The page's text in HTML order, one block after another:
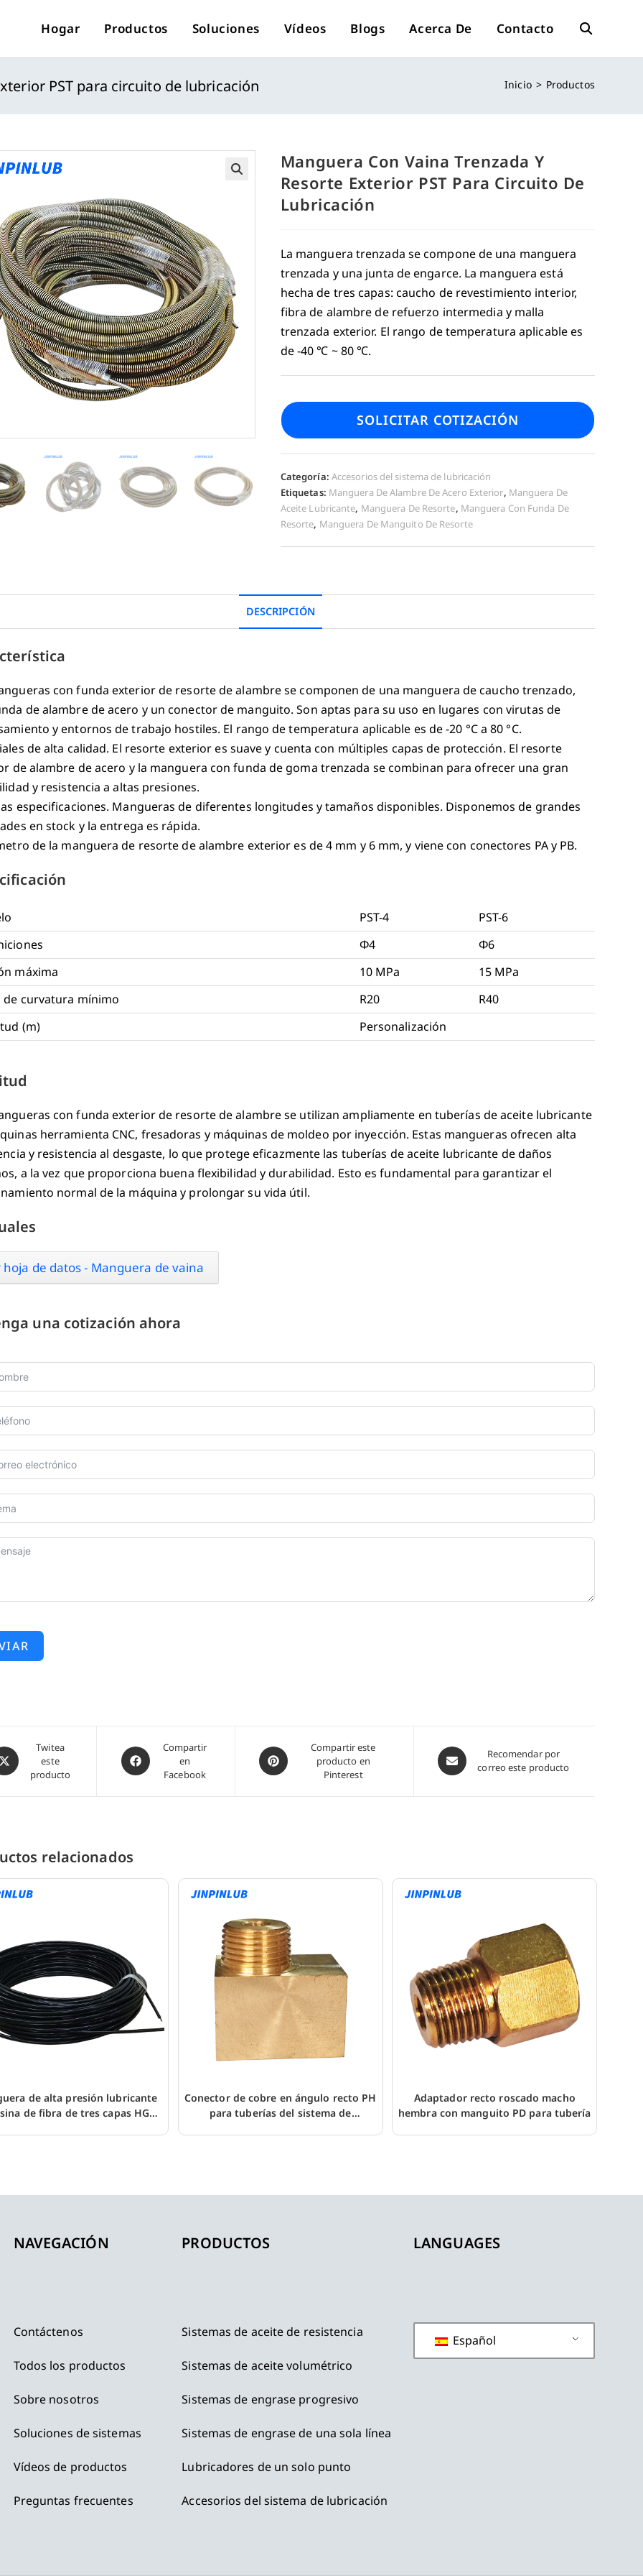
Hogar Productos Soluciones Vídeos Blogs Acerca De Contacto Alternar
Búsqueda
PST para circuito de lubricación Inicio > Productos
Manguera Con Vaina Trenzada Y
Resorte Exterior PST Para Circuito De
Lubricación
La manguera trenzada se compone de una manguera
trenzada y una junta de engarce. La manguera está
hecha de tres capas: caucho de revestimiento interior,
fibra de alambre de refuerzo intermedia y malla
trenzada exterior. El rango de temperatura aplicable es
de -40 ℃ ~ 80 ℃.
SOLICITAR COTIZACIÓN
Categoría: Accesorios del sistema de lubricación
Etiquetas: Manguera De Alambre De Acero Exterior, Manguera De
Aceite Lubricante, Manguera De Resorte, Manguera Con Funda De
Resorte, Manguera De Manguito De Resorte
DESCRIPCIÓN
con funda exterior de resorte de alambre se componen de una manguera de caucho trenzado,
de alambre de acero y un conector de manguito. Son aptas para su uso en lugares con virutas de
y entornos de trabajo hostiles. El rango de temperatura aplicable es de -20 °C a 80 °C.
de alta calidad. El resorte exterior es suave y cuenta con múltiples capas de protección. El resorte
de alambre de acero y la manguera con funda de goma trenzada se combinan para ofrecer una gran
y resistencia a altas presiones.
especificaciones. Mangueras de diferentes longitudes y tamaños disponibles. Disponemos de grandes
en stock y la entrega es rápida.
de la manguera de resorte de alambre exterior es de 4 mm y 6 mm, y viene con conectores PA y PB.
PST-4
PST-6
Φ4
Φ6
máxima
10 MPa
15 MPa
de curvatura mínimo
R20
R40
(m)
Personalización
con funda exterior de resorte de alambre se utilizan ampliamente en tuberías de aceite lubricante
herramienta CNC, fresadoras y máquinas de moldeo por inyección. Estas mangueras ofrecen alta
y resistencia al desgaste, lo que protege eficazmente las tuberías de aceite lubricante de daños
a la vez que proporciona buena flexibilidad y durabilidad. Esto es fundamental para garantizar el
normal de la máquina y prolongar su vida útil.
hoja de datos - Manguera de vaina
una cotización ahora
Twitea
este
producto
Abre
en
una
Compartir
en
Facebook
Abre
en
una
Compartir este
producto en
Pinterest
Abre
en
Recomendar por
correo este producto
relacionados
de alta presión lubricante
de fibra de tres capas HGH
Conector de cobre en ángulo recto PH
para tuberías del sistema de
Adaptador recto roscado macho
hembra con manguito PD para tubería
NAVEGACIÓN
Contáctenos
Todos los productos
Sobre nosotros
Soluciones de sistemas
Vídeos de productos
Preguntas frecuentes
PRODUCTOS
Sistemas de aceite de resistencia
Sistemas de aceite volumétrico
Sistemas de engrase progresivo
Sistemas de engrase de una sola línea
Lubricadores de un solo punto
Accesorios del sistema de lubricación
LANGUAGES
Español